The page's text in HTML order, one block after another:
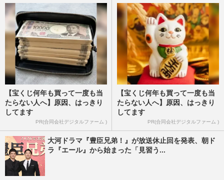
週刊女性2026年1月6日・13日号 2025/12/31
【宝くじ何年も買って一度も当
たらない人へ】原因、はっきり
してます
PR(合同会社デジタルファーム )
【宝くじ何年も買って一度も当
たらない人へ】原因、はっきり
してます
PR(合同会社デジタルファーム )
大河ドラマ『豊臣兄弟！』が放送休止回を発表、朝ド
ラ『エール』から始まった「見習う...